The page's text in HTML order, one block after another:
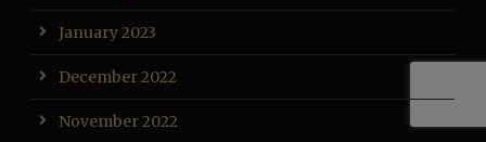
January 2023
December 2022
November 2022